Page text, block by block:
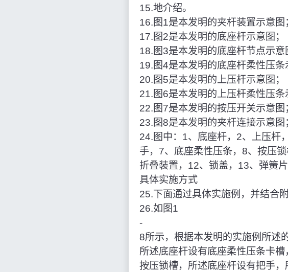
15.地介绍。
16.图1是本发明的夹杆装置示意图
17.图2是本发明的底座杆示意图；
18.图3是本发明的底座杆节点示意
19.图4是本发明的底座杆柔性压条
20.图5是本发明的上压杆示意图；
21.图6是本发明的上压杆柔性压条
22.图7是本发明的按压开关示意图
23.图8是本发明的夹杆连接示意图
24.图中：1、底座杆，2、上压杆
手，7、底座柔性压条，8、按压
折叠装置，12、锁盖，13、弹簧片
具体实施方式
25.下面通过具体实施例，并结合
26.如图1
‑
8所示，根据本发明的实施例所述
所述底座杆设有底座柔性压条卡
按压锁槽，所述底座杆设有把手